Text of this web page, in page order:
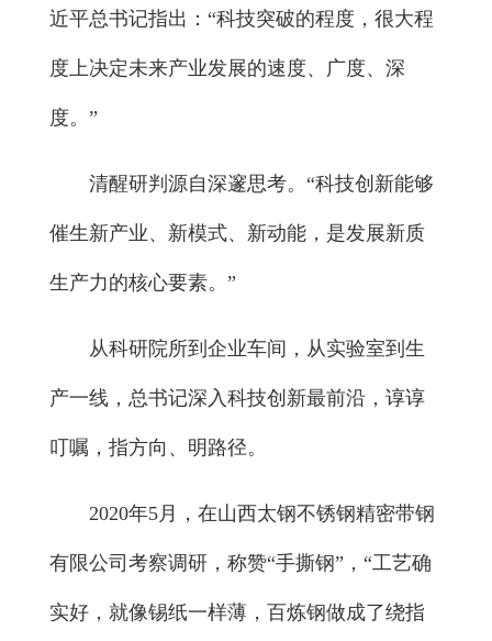
近平总书记指出：“科技突破的程度，很大程
度上决定未来产业发展的速度、广度、深
度。”
清醒研判源自深邃思考。“科技创新能够
催生新产业、新模式、新动能，是发展新质
生产力的核心要素。”
从科研院所到企业车间，从实验室到生
产一线，总书记深入科技创新最前沿，谆谆
叮嘱，指方向、明路径。
2020年5月，在山西太钢不锈钢精密带钢
有限公司考察调研，称赞“手撕钢”，“工艺确
实好，就像锡纸一样薄，百炼钢做成了绕指